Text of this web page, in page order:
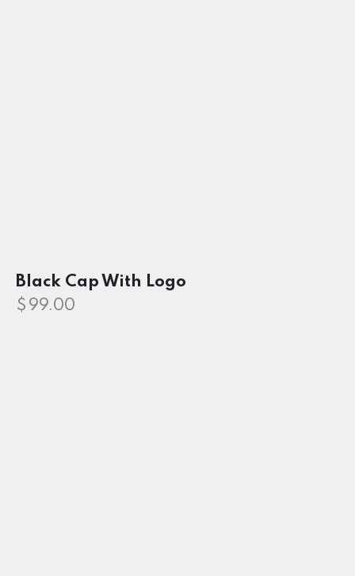
Black Cap With Logo
$ 99.00